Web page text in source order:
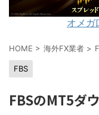
オメガ
HOME > 海外FX業者 >
FBS
FBSのMT5ダ